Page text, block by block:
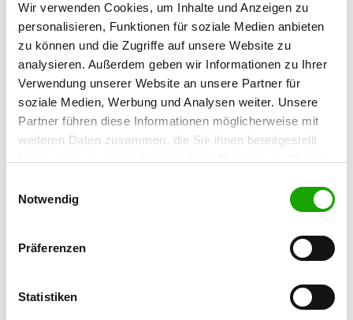
Wir verwenden Cookies, um Inhalte und Anzeigen zu
personalisieren, Funktionen für soziale Medien anbieten
zu können und die Zugriffe auf unsere Website zu
analysieren. Außerdem geben wir Informationen zu Ihrer
Verwendung unserer Website an unsere Partner für
soziale Medien, Werbung und Analysen weiter. Unsere
Partner führen diese Informationen möglicherweise mit
weiteren Daten zusammen, die Sie ihnen bereitgestellt
Cookies, wenn Sie unsere Webseite weiterhin nutzen.
Notwendig
Präferenzen
Statistiken
OG - Husum-Nordfriesland
Details
Bredstedter Straße / Ecke Lund
25813 Husum
OG - Nindorf-Farnewinkel
Details
Farnewinkeler Straße
25704 Nindorf
OG - Pahlen
OG - Rendsburg